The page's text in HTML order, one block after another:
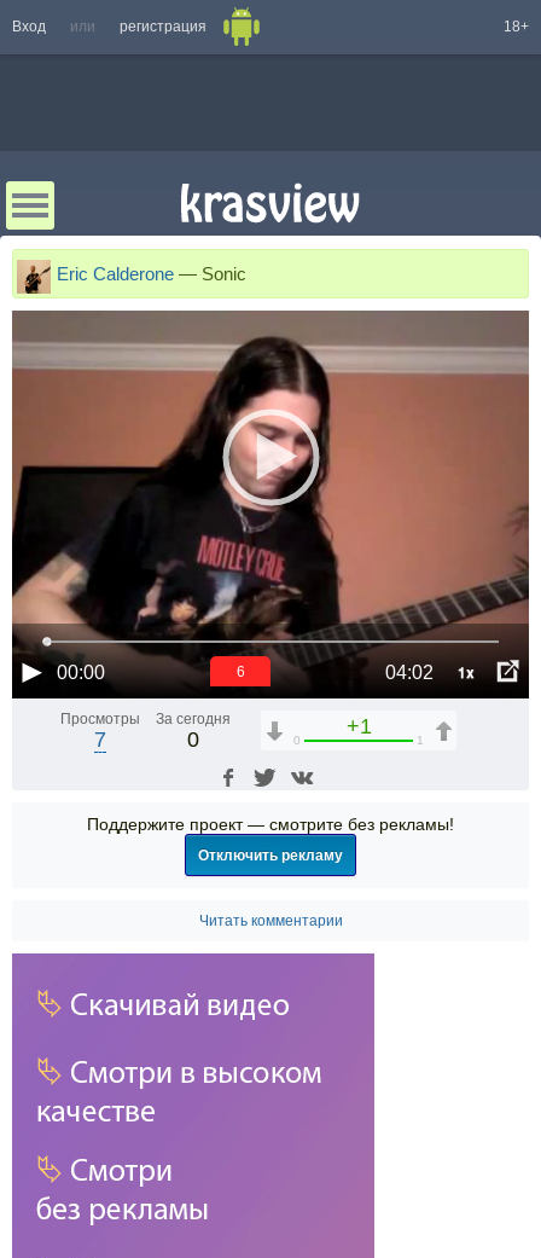
Вход или регистрация 18+
Eric Calderone — Sonic
00:00 04:02 1x
6
Просмотры
7
За сегодня
0
+1
0 1
Поддержите проект — смотрите без рекламы!
Отключить рекламу
Читать комментарии